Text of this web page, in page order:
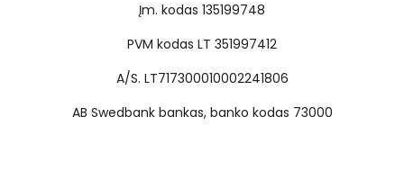
Įm. kodas 135199748
PVM kodas LT 351997412
A/S. LT717300010002241806
AB Swedbank bankas, banko kodas 73000